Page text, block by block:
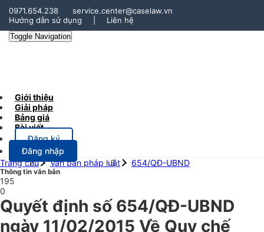
0971.654.238
service.center@caselaw.vn
Hướng dẫn sử dụng
Liên hệ
Toggle Navigation
Giới thiệu
Giải pháp
Bảng giá
Bài viết
Đăng ký
Đăng nhập
Trang chủ
Văn bản pháp luật 654/QĐ-UBND
Thông tin văn bản
195
0
Quyết định số 654/QĐ-UBND
ngày 11/02/2015 Về Quy chế